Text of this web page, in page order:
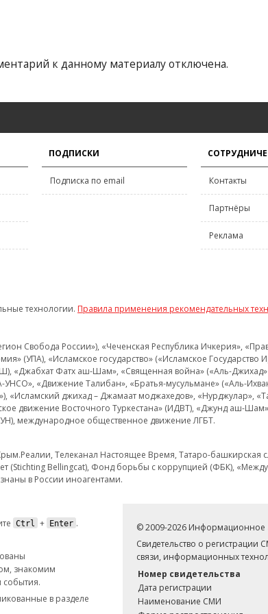
к данному материалу отключена.
ПОДПИСКИ
Подписка по email Контакты
Партнёры
Реклама
технологии. Правила применения рекомендательных
Свобода России»), «Чеченская Республика Ичкерия»,
(УПА), «Исламское государство» («Исламское
«Джабхат Фатх аш-Шам», «Священная война» («Аль-Джихад»
«Движение Талибан», «Братья-мусульмане» («Аль-
«Исламский джихад – Джамаат моджахедов», «Нурджулар»,
движение Восточного Туркестана» (ИДВТ), «Джунд аш-
международное общественное движение ЛГБТ.
Телеканал Настоящее Время, Татаро-
(Stichting Bellingcat), Фонд борьбы с коррупцией (ФБК),
в России иноагентами.
Ctrl + Enter .
знакомим
события.
в разделе
© 2009-2026 Информационное
Свидетельство о
связи, информационных
Номер свидетельства
Дата регистрации
Наименование СМИ